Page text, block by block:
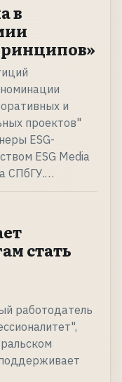
в
и
проектов"
ESG-
ESG Media
СПбГУ.…
стать
работодатель